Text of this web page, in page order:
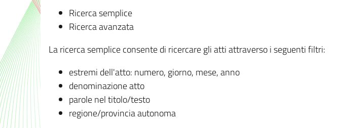
Ricerca semplice
Ricerca avanzata
La ricerca semplice consente di ricercare gli atti attraverso i seguenti filtri:
estremi dell'atto: numero, giorno, mese, anno
denominazione atto
parole nel titolo/testo
regione/provincia autonoma